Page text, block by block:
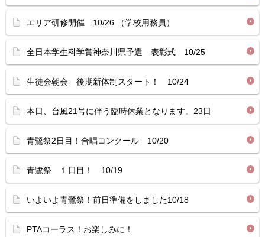
エリア研修開催 10/26 （学校用務員）
全日本学生科学賞神奈川県予選 表彰式 10/25
生徒会朝会 後期新体制スタート！ 10/24
本日、台風21号に伴う臨時休業となります。23日
青鷺祭2日目！合唱コンクール 10/20
青鷺祭 １日目！ 10/19
いよいよ青鷺祭！前日準備をしました10/18
PTAコーラス！お楽しみに！